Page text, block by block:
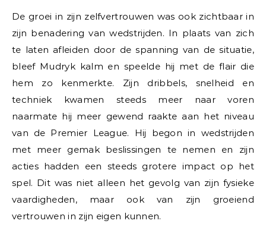
De groei in zijn zelfvertrouwen was ook zichtbaar in
zijn benadering van wedstrijden. In plaats van zich
te laten afleiden door de spanning van de situatie,
bleef Mudryk kalm en speelde hij met de flair die
hem zo kenmerkte. Zijn dribbels, snelheid en
techniek kwamen steeds meer naar voren
naarmate hij meer gewend raakte aan het niveau
van de Premier League. Hij begon in wedstrijden
met meer gemak beslissingen te nemen en zijn
acties hadden een steeds grotere impact op het
spel. Dit was niet alleen het gevolg van zijn fysieke
vaardigheden, maar ook van zijn groeiend
vertrouwen in zijn eigen kunnen.